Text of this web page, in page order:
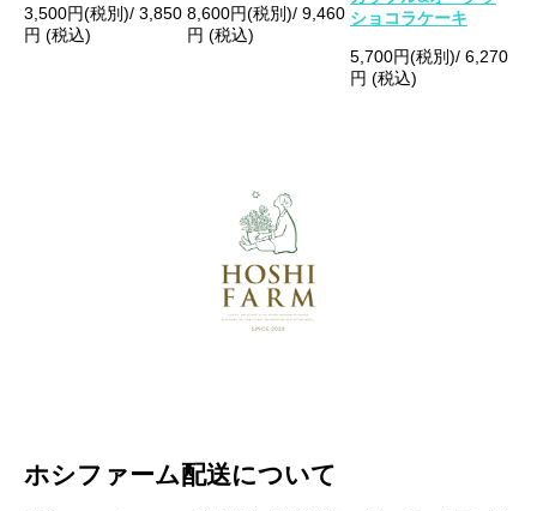
3,500円(税別)/ 3,850
円 (税込)
8,600円(税別)/ 9,460
円 (税込)
ショコラケーキ
5,700円(税別)/ 6,270
円 (税込)
ホシファーム配送について